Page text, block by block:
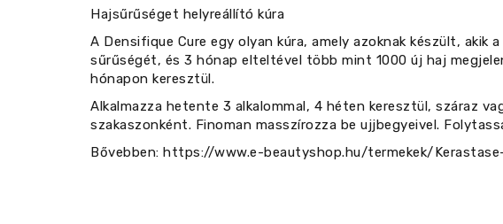
Hajsűrűséget helyreállító kúra
A Densifique Cure egy olyan kúra, amely azoknak készült,
sűrűségét, és 3 hónap elteltével több mint 1000 új haj
hónapon keresztül.
Alkalmazza hetente 3 alkalommal, 4 héten keresztül, száraz
szakaszonként. Finoman masszírozza be ujjbegyeivel.
Bővebben: https://www.e-beautyshop.hu/termekek/